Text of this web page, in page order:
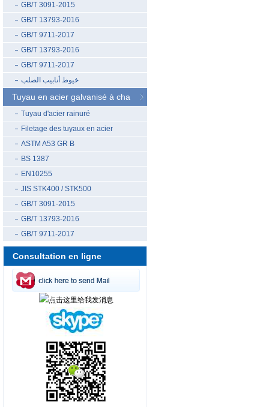
GB/T 3091-2015
GB/T 13793-2016
GB/T 9711-2017
GB/T 13793-2016
GB/T 9711-2017
خيوط أنابيب الصلب
Tuyau en acier galvanisé à cha
Tuyau d'acier rainuré
Filetage des tuyaux en acier
ASTM A53 GR B
BS 1387
EN10255
JIS STK400 / STK500
GB/T 3091-2015
GB/T 13793-2016
GB/T 9711-2017
Consultation en ligne